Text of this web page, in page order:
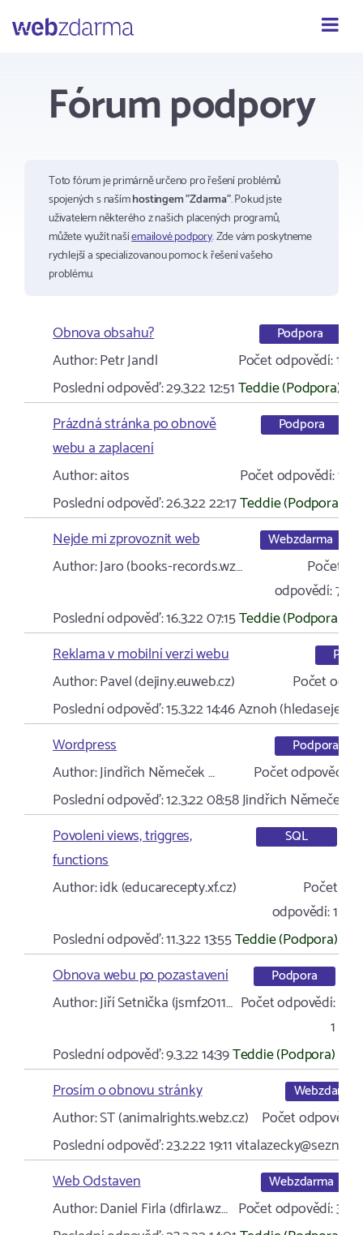
Fórum podpory
Toto fórum je primárně určeno pro řešení problémů
spojených s našímhostingem "Zdarma". Pokud jste
uživatelem některého z našich placených programů,
můžete využít našíemailové podpory. Zde vám poskytneme
rychlejší a specializovanou pomoc k řešení vašeho
problému.
Obnova obsahu? Podpora
Author:Petr Jandl Počet odpovědí:1
Poslední odpověď:29.3.22 12:51Teddie (Podpora)
Prázdná stránka po obnově
webu a zaplacení
Podpora
Author:aitos Počet odpovědí:1
Poslední odpověď:26.3.22 22:17Teddie (Podpora)
Nejde mi zprovoznit web
Webzdarma
Author:Jaro (books-records.wz…
Počet
odpovědí:7
Poslední odpověď:16.3.22 07:15Teddie (Podpora)
Reklama v mobilní verzi webu
Author:Pavel (dejiny.euweb.cz)
Počet
Poslední odpověď:15.3.22 14:46Aznoh
Wordpress
Podpora
Author:Jindřich Němeček … Počet odpovědí:
Poslední odpověď:12.3.22 08:58Jindřich Němeček …
Povoleni views, triggres,
functions
SQL
Author:idk (educarecepty.xf.cz)
Počet
odpovědí:1
Poslední odpověď:11.3.22 13:55Teddie (Podpora)
Obnova webu po pozastavení
Podpora
Author:Jiří Setnička (jsmf2011… Počet odpovědí:
1
Poslední odpověď:9.3.22 14:39Teddie (Podpora)
Prosím o obnovu stránky
Webzdarma
Author:ST (animalrights.webz.cz) Počet odpovědí:
Poslední odpověď:23.2.22 19:11
Web Odstaven
Webzdarma
Author:Daniel Firla (dfirla.wz… Počet odpovědí:3